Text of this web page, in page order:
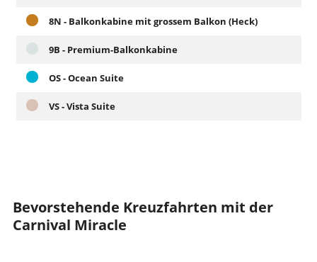
8N - Balkonkabine mit grossem Balkon (Heck)
9B - Premium-Balkonkabine
OS - Ocean Suite
VS - Vista Suite
Bevorstehende Kreuzfahrten mit der
Carnival Miracle